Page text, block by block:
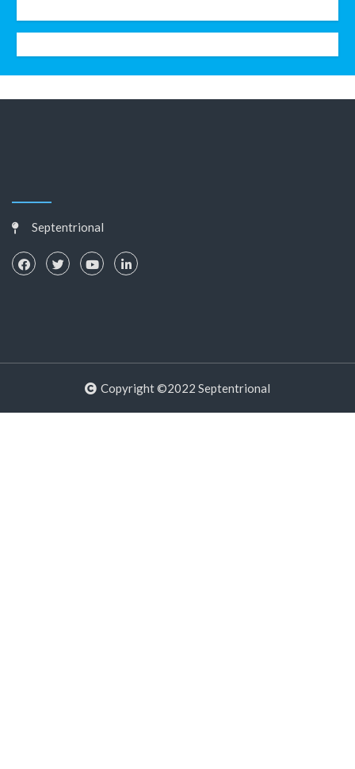
Septentrional
Copyright ©2022 Septentrional